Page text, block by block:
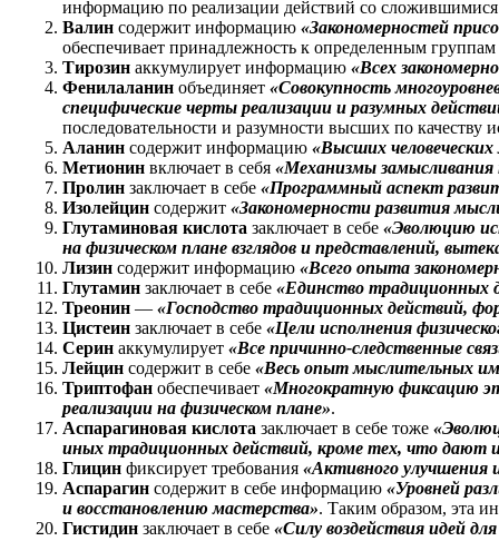
информацию по реализации действий со сложившимися
Валин содержит информацию «Закономерностей
обеспечивает принадлежность к определенным группам
Тирозин аккумулирует информацию «Всех
Фенилаланин объединяет «Совокупность
специфические черты реализации и разумных
последовательности и разумности высших по качеству
Аланин содержит информацию «Высших
Метионин включает в себя «Механизмы
Пролин заключает в себе «Программный аспект
Изолейцин содержит «Закономерности развития
Глутаминовая кислота заключает в себе «Эволюцию
на физическом плане взглядов и представлений,
Лизин содержит информацию «Всего опыта
Глутамин заключает в себе «Единство традиционных
Треонин — «Господство традиционных действий,
Цистеин заключает в себе «Цели исполнения
Серин аккумулирует «Все причинно-следственные
Лейцин содержит в себе «Весь опыт мыслительных
Триптофан обеспечивает «Многократную фиксацию
реализации на физическом плане».
Аспарагиновая кислота заключает в себе тоже
иных традиционных действий, кроме тех, что дают
Глицин фиксирует требования «Активного улучшения
Аспарагин содержит в себе информацию «Уровней
и восстановлению мастерства». Таким образом, эта
Гистидин заключает в себе «Силу воздействия идей